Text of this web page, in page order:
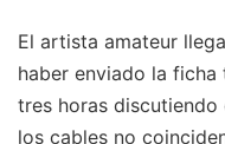
El artista amateur
haber enviado la ficha
tres horas
los cables no